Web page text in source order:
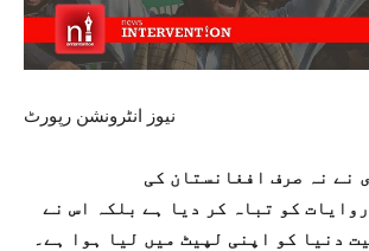
نیوز انٹرونشن رپورٹ
نے نہ صرف افغانستان کی
کو تباہ کر دیا ہے بلکہ اس نے
دنیا کو اپنی لپیٹ میں لیا ہوا ہے۔